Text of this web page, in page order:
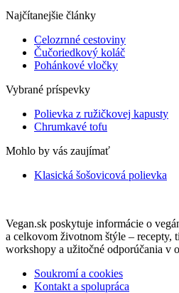
Najčítanejšie články
Celozrnné cestoviny
Čučoriedkový koláč
Pohánkové vločky
Vybrané príspevky
Polievka z ružičkovej kapusty
Chrumkavé tofu
Mohlo by vás zaujímať
Klasická šošovicová polievka
Vegan.sk poskytuje informácie o
a celkovom životnom štýle – recepty,
workshopy a užitočné odporúčania v
Soukromí a cookies
Kontakt a spolupráca